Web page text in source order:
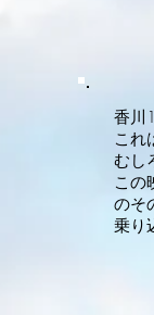
香川
これ
むし
この
のそ
乗り